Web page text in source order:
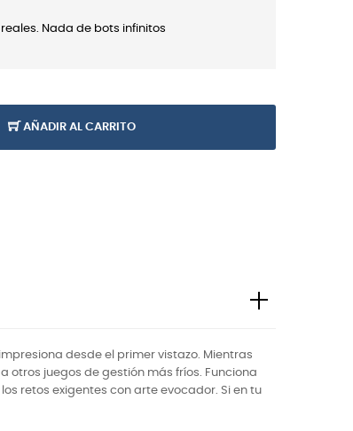
Nada de bots infinitos
AÑADIR AL CARRITO
desde el primer vistazo. Mientras
otros juegos de gestión más fríos. Funciona
retos exigentes con arte evocador. Si en tu